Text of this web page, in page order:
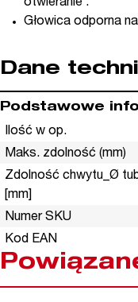
otwieranie .
Głowica odporna
Dane
Podstawowe
Ilość w op.
Maks. zdolność (mm)
Zdolność chwytu_Ø
[mm]
Numer SKU
Kod EAN